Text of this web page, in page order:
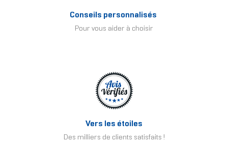
Conseils personnalisés
Pour vous aider à choisir
Vers les étoiles
Des milliers de clients satisfaits !